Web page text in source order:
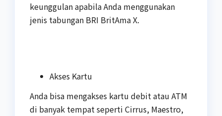
keunggulan apabila Anda menggunakan
jenis tabungan BRI BritAma X.
Akses Kartu
Anda bisa mengakses kartu debit atau ATM
di banyak tempat seperti Cirrus, Maestro,